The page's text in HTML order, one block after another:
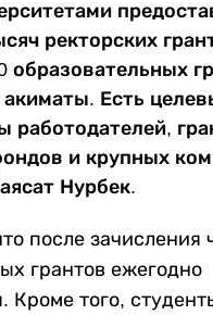
ректорских
образовательных
Есть
работодателей,
и крупных
Нурбек.
после зачисления
грантов ежегодно
Кроме того,